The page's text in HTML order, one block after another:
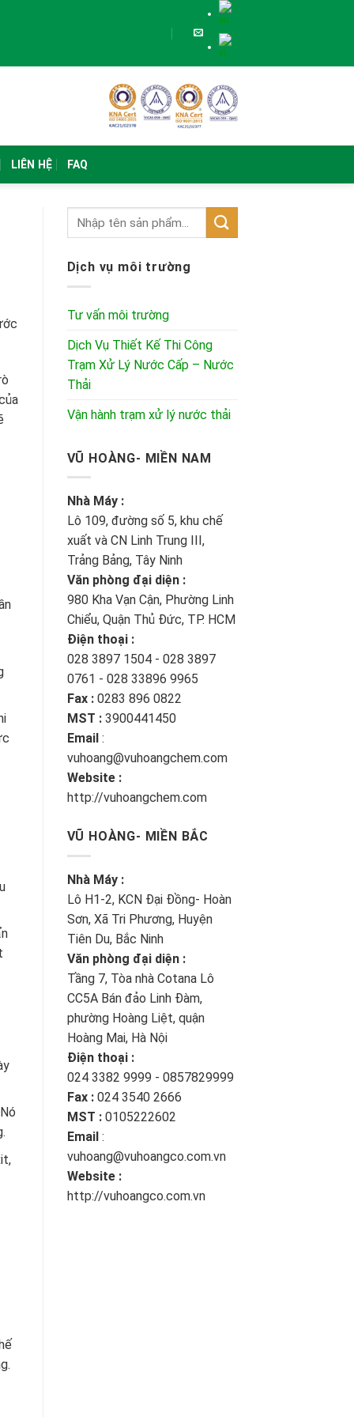
LIÊN HỆ FAQ
Dịch vụ môi trường
Tư vấn môi trường
Dịch Vụ Thiết Kế Thi Công
Trạm Xử Lý Nước Cấp – Nước
Thải
Vận hành trạm xử lý nước thải
VŨ HOÀNG- MIỀN NAM
Nhà Máy :
Lô 109, đường số 5, khu chế
xuất và CN Linh Trung III,
Trảng Bảng, Tây Ninh
Văn phòng đại diện :
980 Kha Vạn Cận, Phường Linh
Chiểu, Quận Thủ Đức, TP. HCM
Điện thoại :
028 3897 1504 - 028 3897
0761 - 028 33896 9965
Fax : 0283 896 0822
MST : 3900441450
Email :
vuhoang@vuhoangchem.com
Website :
http://vuhoangchem.com
VŨ HOÀNG- MIỀN BẮC
Nhà Máy :
Lô H1-2, KCN Đại Đồng- Hoàn
Sơn, Xã Tri Phương, Huyện
Tiên Du, Bắc Ninh
Văn phòng đại diện :
Tầng 7, Tòa nhà Cotana Lô
CC5A Bán đảo Linh Đàm,
phường Hoàng Liệt, quận
Hoàng Mai, Hà Nội
Điện thoại :
024 3382 9999 - 0857829999
Fax : 024 3540 2666
MST : 0105222602
Email :
vuhoang@vuhoangco.com.vn
Website :
http://vuhoangco.com.vn